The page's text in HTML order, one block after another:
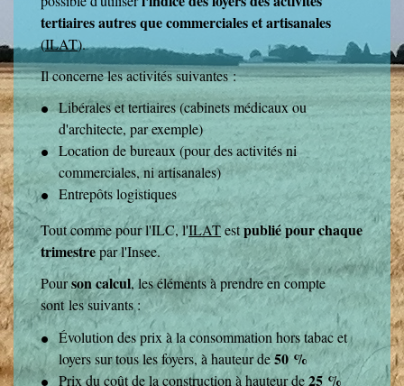
tertiaires autres que commerciales et artisanales
(ILAT).
Il concerne les activités suivantes :
Libérales et tertiaires (cabinets médicaux ou
d'architecte, par exemple)
Location de bureaux (pour des activités ni
commerciales, ni artisanales)
Entrepôts logistiques
Tout comme pour l'ILC, l'ILATestpublié pour chaque
trimestrepar l'Insee.
Pourson calcul, les éléments à prendre en compte
sont les suivants :
Évolution des prix à la consommation hors tabac et
loyers sur tous les foyers, à hauteur de50 %
Prix du coût de la construction à hauteur de25 %